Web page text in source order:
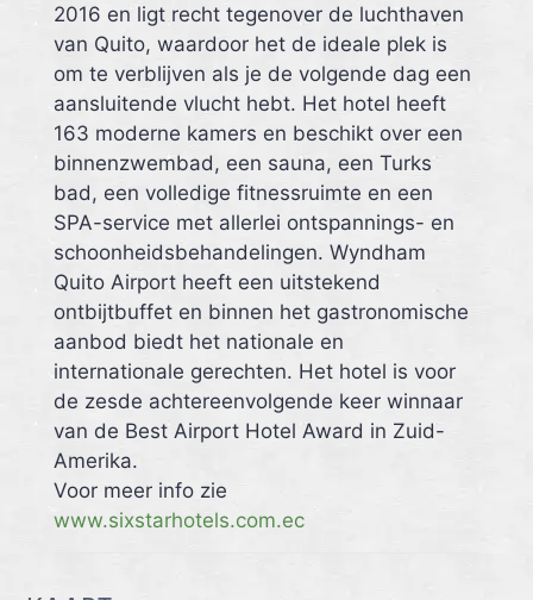
2016 en ligt recht tegenover de luchthaven
van Quito, waardoor het de ideale plek is
om te verblijven als je de volgende dag een
aansluitende vlucht hebt. Het hotel heeft
163 moderne kamers en beschikt over een
binnenzwembad, een sauna, een Turks
bad, een volledige fitnessruimte en een
SPA-service met allerlei ontspannings- en
schoonheidsbehandelingen. Wyndham
Quito Airport heeft een uitstekend
ontbijtbuffet en binnen het gastronomische
aanbod biedt het nationale en
internationale gerechten. Het hotel is voor
de zesde achtereenvolgende keer winnaar
van de Best Airport Hotel Award in Zuid-
Amerika.
Voor meer info zie
www.sixstarhotels.com.ec